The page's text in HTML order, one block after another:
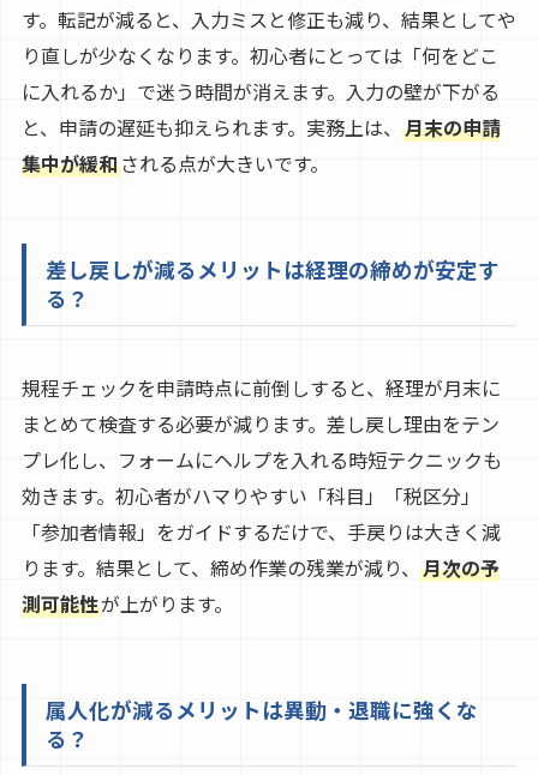
す。転記が減ると、入力ミスと修正も減り、結果としてや
り直しが少なくなります。初心者にとっては「何をどこ
に入れるか」で迷う時間が消えます。入力の壁が下がる
と、申請の遅延も抑えられます。実務上は、 月末の申請
集中が緩和される点が大きいです。
差し戻しが減るメリットは経理の締めが安定す
る？
規程チェックを申請時点に前倒しすると、経理が月末に
まとめて検査する必要が減ります。差し戻し理由をテン
プレ化し、フォームにヘルプを入れる時短テクニックも
効きます。初心者がハマりやすい「科目」「税区分」
「参加者情報」をガイドするだけで、手戻りは大きく減
ります。結果として、締め作業の残業が減り、 月次の予
測可能性が上がります。
属人化が減るメリットは異動・退職に強くな
る？